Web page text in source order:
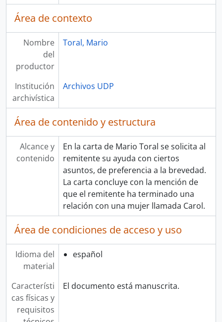
Área de contexto
Nombre
del
productor
Toral, Mario
Institución
archivística
Archivos UDP
Área de contenido y estructura
Alcance y
contenido
En la carta de Mario Toral se solicita al
remitente su ayuda con ciertos
asuntos, de preferencia a la brevedad.
La carta concluye con la mención de
que el remitente ha terminado una
relación con una mujer llamada Carol.
Área de condiciones de acceso y uso
Idioma del
material
español
Característi
cas físicas y
requisitos
El documento está manuscrita.